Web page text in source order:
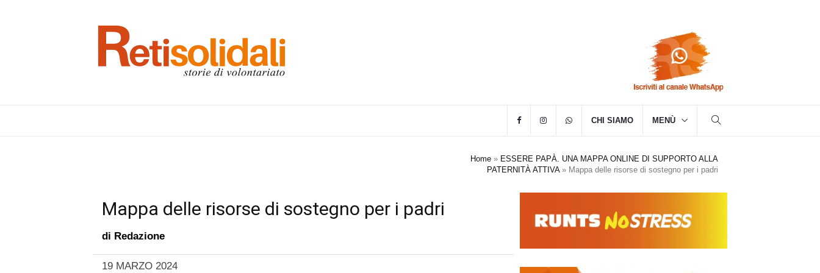
CHI SIAMO MENÙ
Home » ESSERE PAPÀ. UNA MAPPA ONLINE DI SUPPORTO ALLA
PATERNITÀ ATTIVA» Mappa delle risorse di sostegno per i padri
Mappa delle risorse di sostegno per i padri
di Redazione
19 MARZO 2024